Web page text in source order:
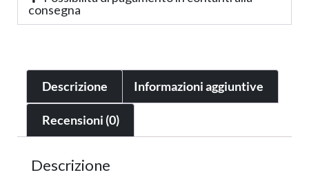
consegna
Descrizione Informazioni aggiuntive
Recensioni (0)
Descrizione